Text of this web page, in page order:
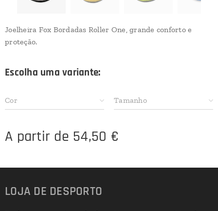
Joelheira Fox Bordadas Roller One, grande conforto e
proteção.
Escolha uma variante:
Cor Tamanho
A partir de 54,50 €
LOJA DE DESPORTO